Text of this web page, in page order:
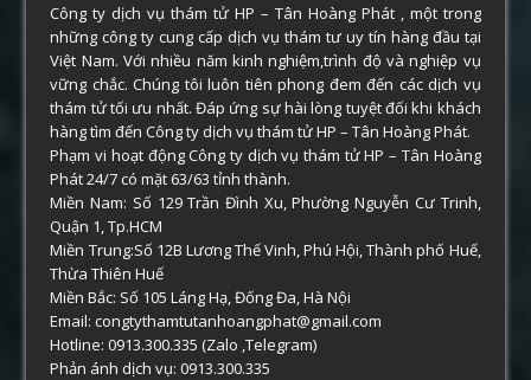
Công ty dịch vụ thám tử HP – Tân Hoàng Phát , một trong
những công ty cung cấp dịch vụ thám tư uy tín hàng đầu tại
Việt Nam. Với nhiều năm kinh nghiệm,trình độ và nghiệp vụ
vững chắc. Chúng tôi luôn tiên phong đem đến các dịch vụ
thám tử tối ưu nhất. Đáp ứng sự hài lòng tuyệt đối khi khách
hàng tìm đến Công ty dịch vụ thám tử HP – Tân Hoàng Phát.
Phạm vi hoạt động Công ty dịch vụ thám tử HP – Tân Hoàng
Phát 24/7 có mặt 63/63 tỉnh thành.
Miền Nam: Số 129 Trần Đình Xu, Phường Nguyễn Cư Trinh,
Quận 1, Tp.HCM
Miền Trung:Số 12B Lương Thế Vinh, Phú Hội, Thành phố Huế,
Thừa Thiên Huế
Miền Bắc: Số 105 Láng Hạ, Đống Đa, Hà Nội
Email: congtythamtutanhoangphat@gmail.com
Hotline: 0913.300.335 (Zalo ,Telegram)
Phản ánh dịch vụ: 0913.300.335